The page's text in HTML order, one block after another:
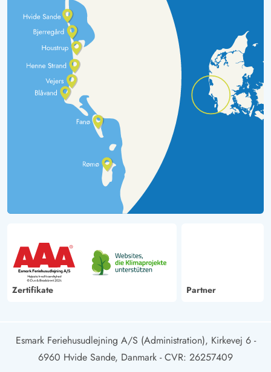
Zertifikate Partner
Esmark Feriehusudlejning A/S (Administration), Kirkevej 6 -
6960 Hvide Sande, Danmark - CVR: 26257409